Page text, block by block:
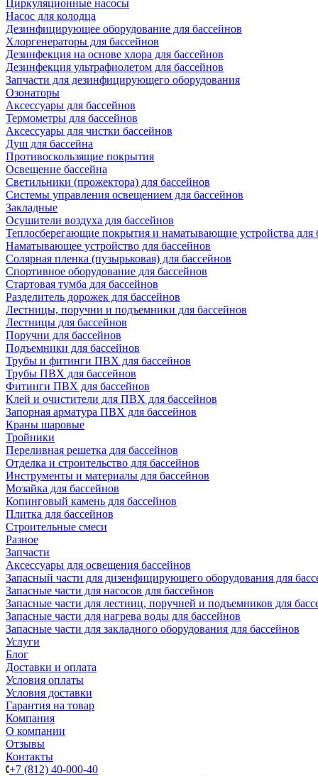
Циркуляционные насосы
Насос для колодца
Дезинфицирующее оборудование для бассейнов
Хлоргенераторы для бассейнов
Дезинфекция на основе хлора для бассейнов
Дезинфекция ультрафиолетом для бассейнов
Запчасти для дезинфицирующего оборудования
Озонаторы
Аксессуары для бассейнов
Термометры для бассейнов
Аксессуары для чистки бассейнов
Душ для бассейна
Противоскользящие покрытия
Освещение бассейна
Светильники (прожектора) для бассейнов
Системы управления освещением для бассейнов
Закладные
Осушители воздуха для бассейнов
Теплосберегающие покрытия и наматывающие устройства для
Наматывающее устройство для бассейнов
Солярная пленка (пузырьковая) для бассейнов
Спортивное оборудование для бассейнов
Стартовая тумба для бассейнов
Разделитель дорожек для бассейнов
Лестницы, поручни и подъемники для бассейнов
Лестницы для бассейнов
Поручни для бассейнов
Подъемники для бассейнов
Трубы и фитинги ПВХ для бассейнов
Трубы ПВХ для бассейнов
Фитинги ПВХ для бассейнов
Клей и очистители для ПВХ для бассейнов
Запорная арматура ПВХ для бассейнов
Краны шаровые
Тройники
Переливная решетка для бассейнов
Отделка и строительство для бассейнов
Инструменты и материалы для бассейнов
Мозайка для бассейнов
Копинговый камень для бассейнов
Плитка для бассейнов
Строительные смеси
Разное
Запчасти
Аксессуары для освещения бассейнов
Запасный части для дизенфицирующего оборудования для
Запасные части для насосов для бассейнов
Запасные части для лестниц, поручней и подъемников для
Запасные части для нагрева воды для бассейнов
Запасные части для закладного оборудования для бассейнов
Услуги
Блог
Доставки и оплата
Условия оплаты
Условия доставки
Гарантия на товар
Компания
О компании
Отзывы
Контакты
+7 (812) 40-000-40